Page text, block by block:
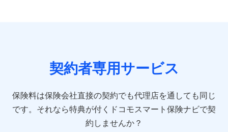
険契約に関する情報。例として、保険契約者及び被保険
者の氏名、住所、生年月日、性別、保険契約者と被保険
報、建物の構造や築年数などの情報、ペットの種類や年
齢などの情報などが含まれます。
【共同して利用する者の範囲】
契約者専用サービス
保険料は保険会社直接の契約でも代理店を通しても同じ
です。 それなら特典が付くドコモスマート保険ナビで契
約しませんか？